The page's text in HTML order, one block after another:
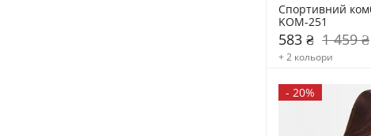
Спортивний
KOM-251
583 ₴ 1 459 ₴
+ 2 кольори
- 20%